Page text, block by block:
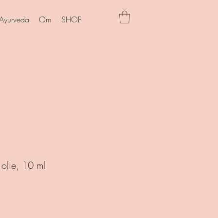
Om SHOP
olie, 10 ml